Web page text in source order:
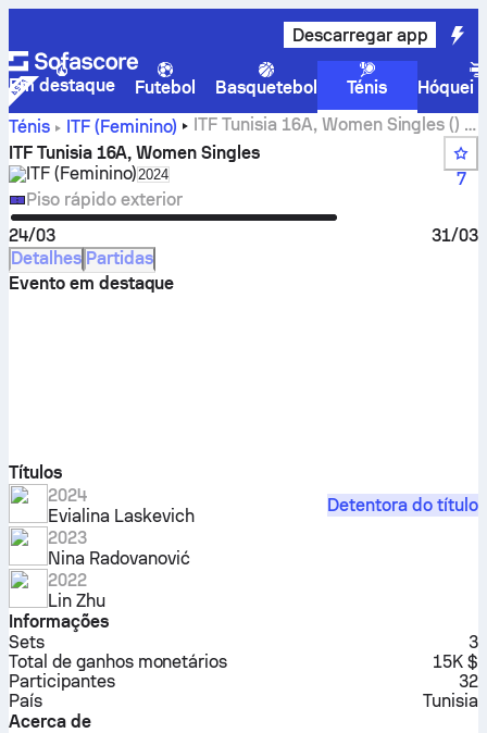
Descarregar app
Em destaque Futebol Basquetebol Ténis
Hóquei
Ténis
ITF (Feminino)
ITF Tunisia 16A, Women Singles () –
resultados dos jogos em direto
ITF Tunisia 16A, Women Singles
ITF (Feminino)Select season in unique tournament header
2024
7
Piso rápido exterior
24/03
31/03
Detalhes Partidas
Evento em destaque
Títulos
2024
Evialina Laskevich
Detentora do título
2023
Nina Radovanović
2022
Lin Zhu
Informações
Sets
3
Total de ganhos monetários
15K $
Participantes
32
País
Tunisia
Acerca de